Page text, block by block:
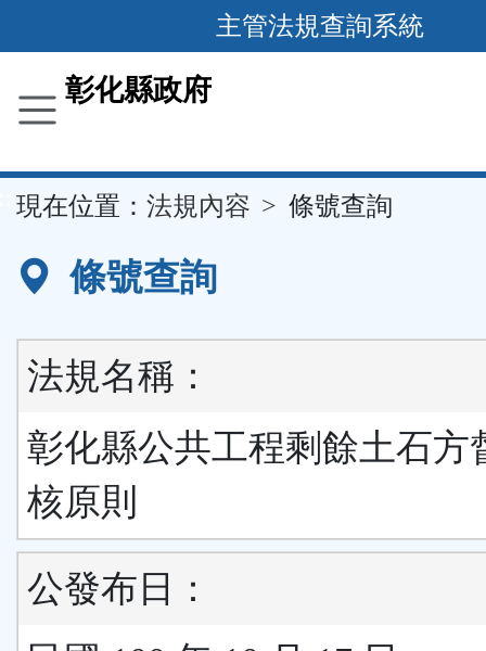
到
要
容
區
主管法規查詢系統
彰化縣政府
現在位置： 法規內容 條號查詢
條號查詢
法規名稱：
彰化縣公共工程剩餘土石方
核原則
公發布日：